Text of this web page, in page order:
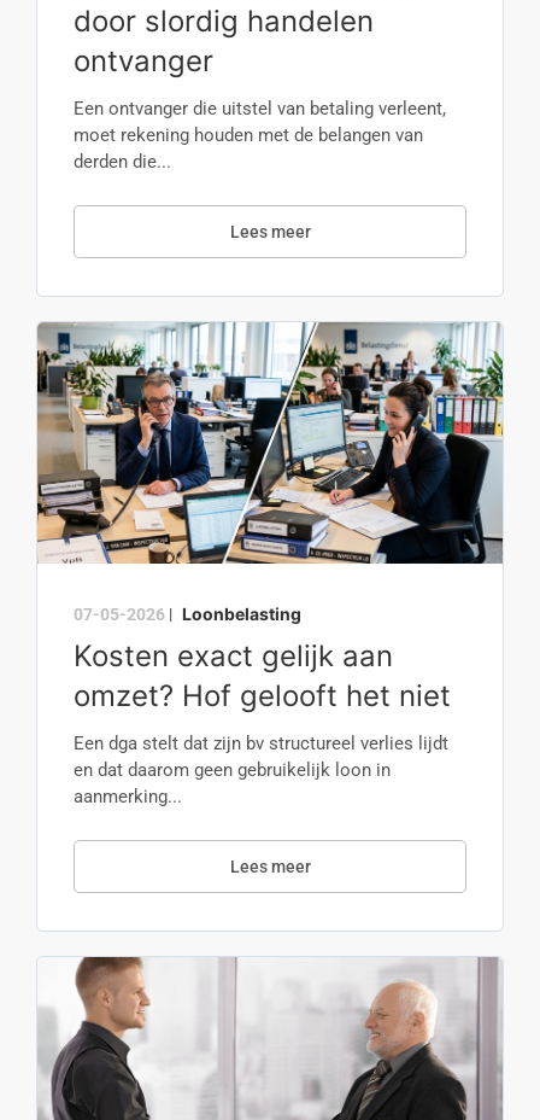
door slordig handelen
ontvanger
Een ontvanger die uitstel van betaling verleent,
moet rekening houden met de belangen van
derden die...
Lees meer
07-05-2026 | Loonbelasting
Kosten exact gelijk aan
omzet? Hof gelooft het niet
Een dga stelt dat zijn bv structureel verlies lijdt
en dat daarom geen gebruikelijk loon in
aanmerking...
Lees meer